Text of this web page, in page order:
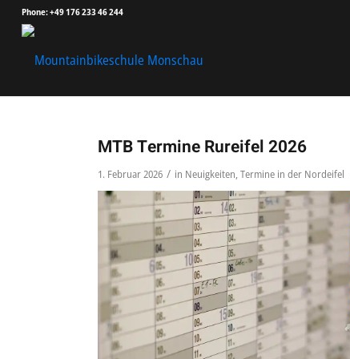
Phone: +49 176 233 46 244
MTB Termine Rureifel 2026
1. Februar 2026 / in Neuigkeiten,Termine in der Nordeifel